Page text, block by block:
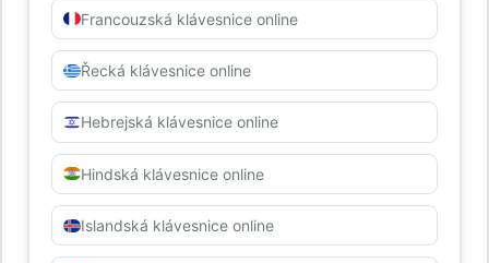
Francouzská klávesnice online
Řecká klávesnice online
Hebrejská klávesnice online
Hindská klávesnice online
Islandská klávesnice online